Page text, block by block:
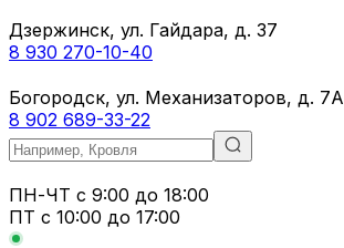
Дзержинск, ул. Гайдара, д. 37
8 930 270-10-40
Богородск, ул. Механизаторов, д. 7А
8 902 689-33-22
ПН-ЧТ с 9:00 до 18:00
ПТ с 10:00 до 17:00